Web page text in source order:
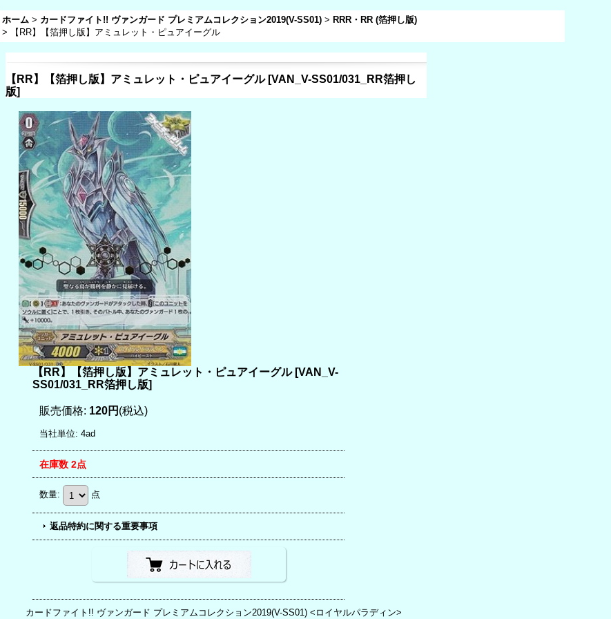
ホーム > カードファイト!! ヴァンガード プレミアムコレクション2019(V-SS01) > RRR・RR (箔押し版)
>
【RR】【箔押し版】アミュレット・ピュアイーグル
【RR】【箔押し版】アミュレット・ピュアイーグル [VAN_V-SS01/031_RR箔押し
版]
【RR】【箔押し版】アミュレット・ピュアイーグル [VAN_V-
SS01/031_RR箔押し版]
販売価格: 120円 (税込)
当社単位: 4ad
在庫数 2点
数量: 点
返品特約に関する重要事項
カードファイト!! ヴァンガード プレミアムコレクション2019(V-SS01) <ロイヤルパラディン>